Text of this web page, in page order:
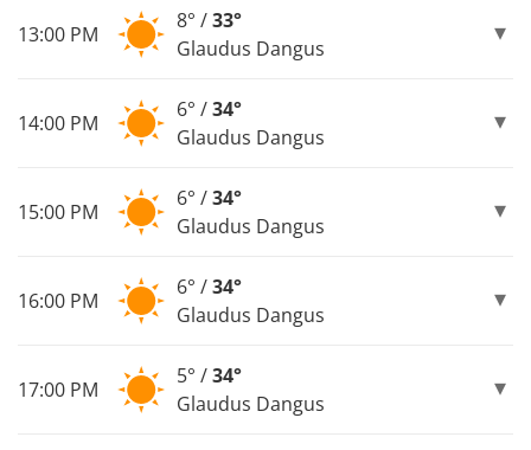
13:00 PM
8° /33°
Glaudus Dangus
14:00 PM
6° /34°
Glaudus Dangus
15:00 PM
6° /34°
Glaudus Dangus
16:00 PM
6° /34°
Glaudus Dangus
17:00 PM
5° /34°
Glaudus Dangus